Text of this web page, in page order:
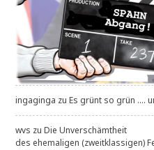
ingaginga zuEs grünt so grün ....
wvs zuDie Unverschämtheit
des ehemaligen (zweitklassigen)